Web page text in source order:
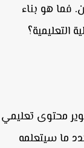
هو بناء
محتوى تعليمي
سيتعلمه